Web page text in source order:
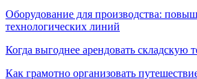
Оборудование для производства:
технологических линий
Когда выгоднее арендовать складскую
Как грамотно организовать